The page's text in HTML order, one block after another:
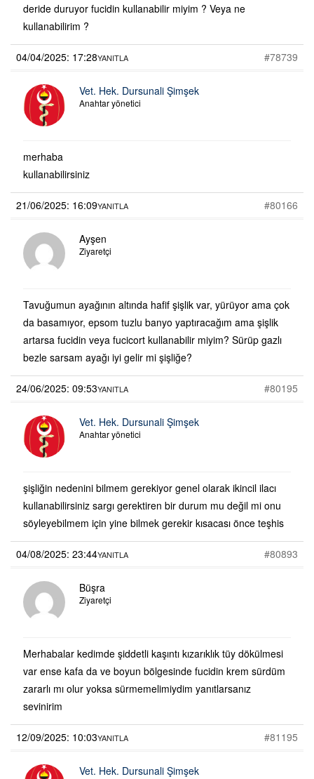
deride duruyor fucidin kullanabilir miyim ? Veya ne
kullanabilirim ?
04/04/2025: 17:28 #78739
YANITLA
Vet. Hek. Dursunali Şimşek
Anahtar yönetici
merhaba
kullanabilirsiniz
21/06/2025: 16:09 #80166
YANITLA
Ayşen
Ziyaretçi
Tavuğumun ayağının altında hafif şişlik var, yürüyor ama çok
da basamıyor, epsom tuzlu banyo yaptıracağım ama şişlik
artarsa fucidin veya fucicort kullanabilir miyim? Sürüp gazlı
bezle sarsam ayağı iyi gelir mi şişliğe?
24/06/2025: 09:53 #80195
YANITLA
Vet. Hek. Dursunali Şimşek
Anahtar yönetici
şişliğin nedenini bilmem gerekiyor genel olarak ikincil ilacı
kullanabilirsiniz sargı gerektiren bir durum mu değil mi onu
söyleyebilmem için yine bilmek gerekir kısacası önce teşhis
04/08/2025: 23:44 #80893
YANITLA
Büşra
Ziyaretçi
Merhabalar kedimde şiddetli kaşıntı kızarıklık tüy dökülmesi
var ense kafa da ve boyun bölgesinde fucidin krem sürdüm
zararlı mı olur yoksa sürmemelimiydim yanıtlarsanız
sevinirim
12/09/2025: 10:03 #81195
YANITLA
Vet. Hek. Dursunali Şimşek